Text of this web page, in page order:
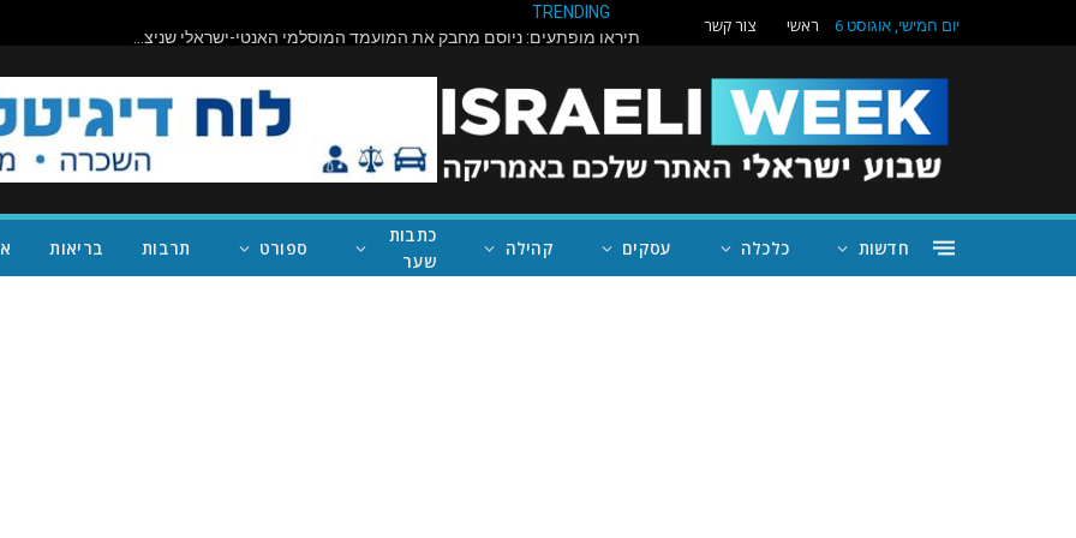
יום חמישי, אוגוסט 6 ראשי צור קשר
TRENDING
תיראו מופתעים: ניוסם מחבק את המועמד המוסלמי האנטי-ישראלי שניצח במישיגן; ככה נעצור את טראמפ
חדשות כלכלה עסקים קהילה
כתבות
שער
ספורט תרבות בריאות